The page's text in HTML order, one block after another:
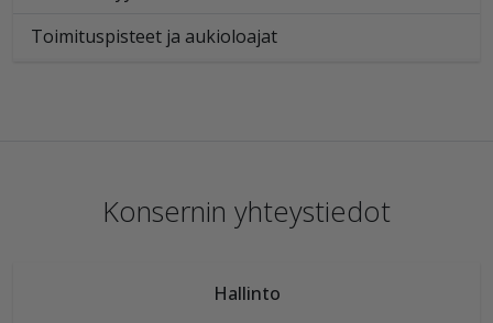
Toimituspisteet ja aukioloajat
Konsernin yhteystiedot
Hallinto